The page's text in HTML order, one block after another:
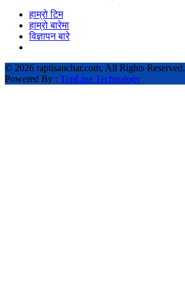
हाम्रो टिम
हाम्रो बारेमा
विज्ञापन बारे
© 2026 raptisanchar.com, All Rights Reserved.
Powered By : TopLine Technology